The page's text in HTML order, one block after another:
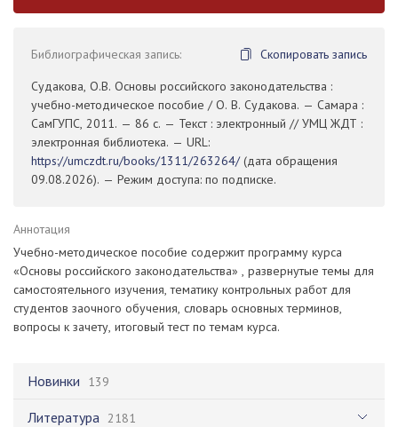
Новинки 139
Литература 2181
Библиографическая запись:
Скопировать запись
Судакова, О.В. Основы российского законодательства :
учебно-методическое пособие / О. В. Судакова. — Самара :
СамГУПС, 2011. — 86 с. — Текст : электронный // УМЦ ЖДТ :
электронная библиотека. — URL:
https://umczdt.ru/books/1311/263264/(дата обращения
09.08.2026). — Режим доступа: по подписке.
Аннотация
Учебно-методическое пособие содержит программу курса
«Основы российского законодательства» , развернутые темы для
самостоятельного изучения, тематику контрольных работ для
студентов заочного обучения, словарь основных терминов,
вопросы к зачету, итоговый тест по темам курса.